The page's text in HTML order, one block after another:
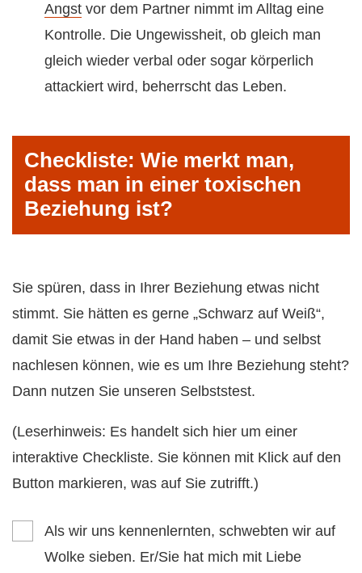
Angst vor dem Partner nimmt im Alltag eine
Kontrolle. Die Ungewissheit, ob gleich man
gleich wieder verbal oder sogar körperlich
attackiert wird, beherrscht das Leben.
Checkliste: Wie merkt man,
dass man in einer toxischen
Beziehung ist?
Sie spüren, dass in Ihrer Beziehung etwas nicht
stimmt. Sie hätten es gerne „Schwarz auf Weiß“,
damit Sie etwas in der Hand haben – und selbst
nachlesen können, wie es um Ihre Beziehung steht?
Dann nutzen Sie unseren Selbststest.
(Leserhinweis: Es handelt sich hier um einer
interaktive Checkliste. Sie können mit Klick auf den
Button markieren, was auf Sie zutrifft.)
Als wir uns kennenlernten, schwebten wir auf
Wolke sieben. Er/Sie hat mich mit Liebe